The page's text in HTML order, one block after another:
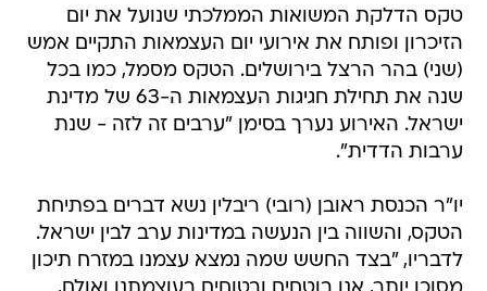
טקס הדלקת המשואות הממלכתי שנועל את יום
הזיכרון ופותח את אירועי יום העצמאות התקיים אמש
(שני) בהר הרצל בירושלים. הטקס מסמל, כמו בכל
שנה את תחילת חגיגות העצמאות ה-63 של מדינת
ישראל. האירוע נערך בסימן "ערבים זה לזה - שנת
ערבות הדדית".
יו"ר הכנסת ראובן (רובי) ריבלין נשא דברים בפתיחת
הטקס, והשווה בין הנעשה במדינות ערב לבין ישראל.
לדבריו, "בצד החשש שמה נמצא עצמנו במזרח תיכון